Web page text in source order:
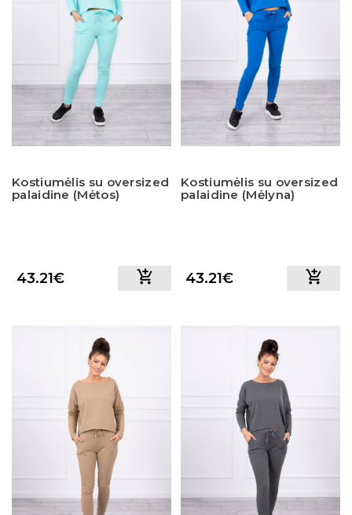
Kostiumėlis su oversized
palaidine (Mėtos)
43.21€
Kostiumėlis su oversized
palaidine (Mėlyna)
43.21€